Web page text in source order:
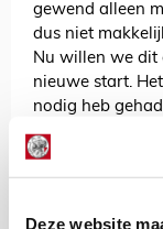
Deze website
gewend alleen
dus niet
Nu willen we dit
nieuwe start.
nodig heb
doe wat ik altijd